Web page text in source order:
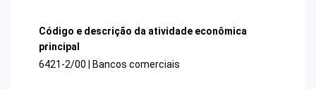
Código e descrição da atividade econômica
principal
6421-2/00 | Bancos comerciais